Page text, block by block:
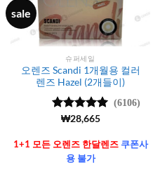
sale
슈퍼세일
오렌즈 Scandi 1개월용 컬러
렌즈 Hazel (2개들이)
5 중에서
가됨
(6106)
₩28,665
1+1 모든 오렌즈 한달렌즈쿠폰사
용 불가